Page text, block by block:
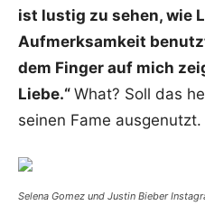
ist lustig zu sehen, wie
Aufmerksamkeit
dem Finger auf mich
Liebe.“ What? Soll das
seinen Fame
Selena Gomez und Justin Bieber